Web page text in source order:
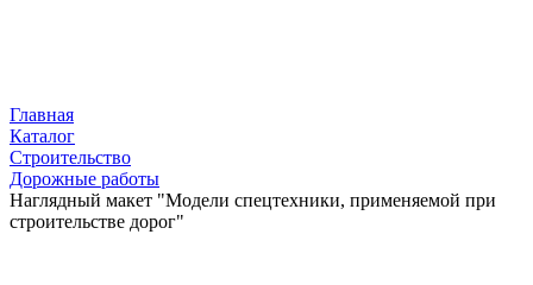
Главная
Каталог
Строительство
Дорожные работы
Наглядный макет "Модели спецтехники, применяемой при
строительстве дорог"